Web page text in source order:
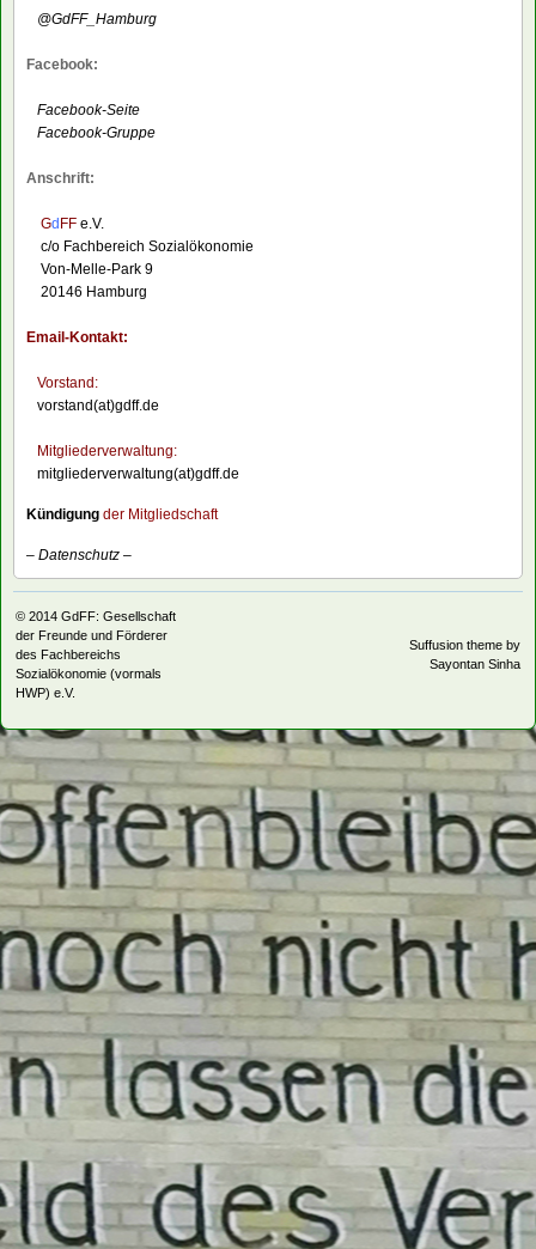
@GdFF_Hamburg
Facebook:
Facebook-Seite
Facebook-Gruppe
Anschrift:
Gd FF e.V.
c/o Fachbereich Sozialökonomie
Von-Melle-Park 9
20146 Hamburg
Email-Kontakt:
Vorstand:
vorstand(at)gdff.de
Mitgliederverwaltung:
mitgliederverwaltung(at)gdff.de
Kündigung der Mitgliedschaft
– Datenschutz –
© 2014 GdFF: Gesellschaft
der Freunde und Förderer
des Fachbereichs
Sozialökonomie (vormals
HWP) e.V.
Suffusion theme by
Sayontan Sinha